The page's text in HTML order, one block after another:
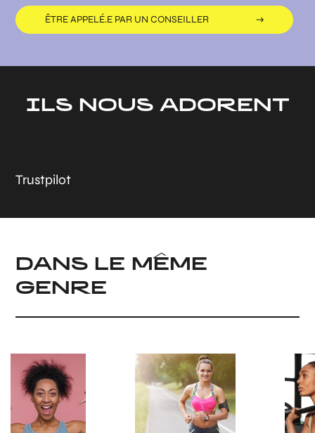
ÊTRE APPELÉ.E PAR UN CONSEILLER
ILS NOUS ADORENT
Trustpilot
DANS LE MÊME
GENRE